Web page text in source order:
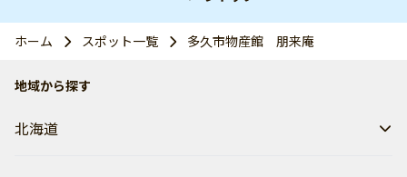
ホーム スポット一覧 多久市物産館 朋来庵
地域から探す
北海道